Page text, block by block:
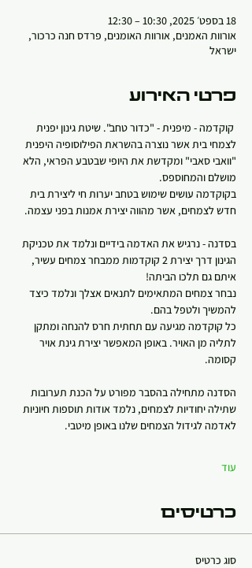
18 בספט׳ 2025, 10:30 – 12:30
אורוות האמנים, אורוות האומנים, פרדס חנה כרכור,
ישראל
פרטי האירוע
קוקדמה - מיפנית - "כדור טחב". שיטת גינון יפנית
לצמחי בית אשר נוצרה בהשראת הפילוסופיה היפנית
"וואבי סאבי" ומקדשת את היופי שבטבע הפראי, הלא
מושלם והמחוספס.
בקוקדמה עושים שימוש בטחב יערות חי ליצירת בית
חדש לצמחים, אשר מהווה יצירת אמנות בפני עצמה.
בסדנה - נרגיש את האדמה בידיים ונלמד את טכניקת
הגינון דרך יצירת 2 קוקדמות ממבחר צמחים עשיר,
איתם גם תלכו הביתה!
נבחר צמחים המתאימים לתנאים אצלך ונלמד כיצד
להמשיך ולטפל בהם.
כל קוקדמה מגיעה עם תחתית חרס להנחה ומתקן
לתליה מן האויר. באופן המאפשר יצירת גינת אויר
קסומה.
הסדנה מתחילה בהסבר מפורט על הכנת תערובות
שתילה יחודיות לצמחים, נלמד אודות תוספות חיוניות
לאדמה לגידול הצמחים שלנו באופן מיטבי.
עוד
כרטיסים
סוג כרטיס